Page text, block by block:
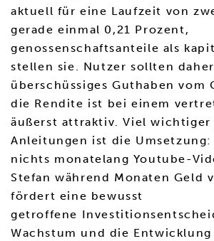
aktuell für eine Laufzeit von
gerade einmal 0,21 Prozent,
genossenschaftsanteile als
stellen sie. Nutzer sollten
überschüssiges Guthaben vom
die Rendite ist bei einem
äußerst attraktiv. Viel wichtiger
Anleitungen ist die Umsetzung:
nichts monatelang Youtube-
Stefan während Monaten Geld
fördert eine bewusst
getroffene
Wachstum und die Entwicklung